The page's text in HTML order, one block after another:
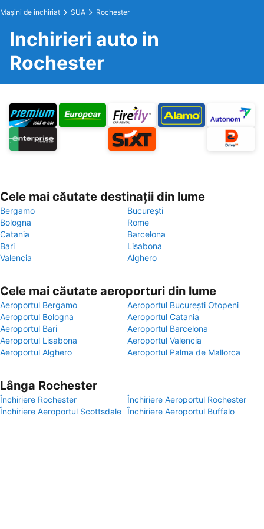
Maşini de inchiriat SUA Rochester
Inchirieri auto in
Rochester
Cele mai căutate destinații din lume
Bergamo
București
Bologna
Rome
Catania
Barcelona
Bari
Lisabona
Valencia
Alghero
Cele mai căutate aeroporturi din lume
Aeroportul Bergamo
Aeroportul București Otopeni
Aeroportul Bologna
Aeroportul Catania
Aeroportul Bari
Aeroportul Barcelona
Aeroportul Lisabona
Aeroportul Valencia
Aeroportul Alghero
Aeroportul Palma de Mallorca
Lânga Rochester
Închiriere Rochester
Închiriere Aeroportul Rochester
Închiriere Aeroportul Scottsdale Închiriere Aeroportul Buffalo